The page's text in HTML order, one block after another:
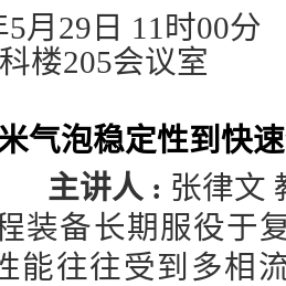
5月29日 11时00分
楼205会议室
气泡稳定性到快
主讲人 : 张律文
装备长期服役于
能往往受到多相